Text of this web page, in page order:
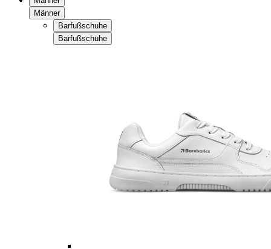
Männer
Barfußschuhe
Barfußschuhe